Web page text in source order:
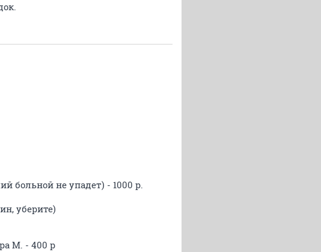
больной не упадет) - 1000 р.
уберите)
М. - 400 р